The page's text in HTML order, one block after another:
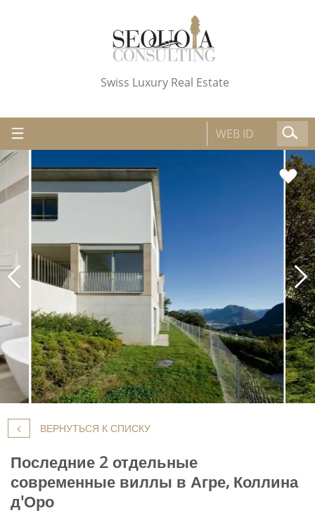
Swiss Luxury Real Estate
ВЕРНУТЬСЯ К СПИСКУ
Последние 2 отдельные
современные виллы в Агре, Коллина
д'Оро